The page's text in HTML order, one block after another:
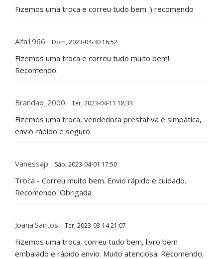
Fizemos uma troca e correu tudo bem :) recomendo
Alfa1966 Dom, 2023-04-30 16:52
Fizemos uma troca e correu tudo muito bem!
Recomendo.
Brandao_2000 Ter, 2023-04-11 18:33
Fizemos uma troca, vendedora prestativa e simpática,
envio rápido e seguro.
Vanessap Sáb, 2023-04-01 17:50
Troca - Correu muito bem. Envio rápido e cuidado.
Recomendo. Obrigada
Joana.Santos Ter, 2023-03-14 21:07
Fizemos uma troca, correu tudo bem, livro bem
embalado e rápido envio. Muito atenciosa. Recomendo,